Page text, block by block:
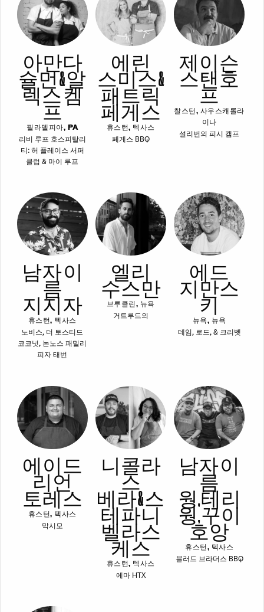
아만다
슐먼 & 알
렉스 켐
프
필라델피아, PA
리비 루프 호스피탈리
티: 허 플레이스 서퍼
클럽 & 마이 루프
에린
스미스 &
패트릭
페게스
휴스턴, 텍사스
페게스 BBQ
제이슨
스탠호
프
찰스턴, 사우스캐롤라
이나
설리번의 피시 캠프
남자 이
름
지지자
휴스턴, 텍사스
노비스, 더 토스티드
코코넛, 논노스 패밀리
피자 태번
엘리
수스만
브루클린, 뉴욕
거트루드의
에드
지만스
키
뉴욕, 뉴욕
데임, 로드, & 크리벳
에이드
리언
토레스
휴스턴, 텍사스
막시모
니콜라
스
베라 & 스
테파니
벨라스
케스
휴스턴, 텍사스
에마 HTX
남자 이
름
웡, 테리
웡, 꾸이
호앙
휴스턴, 텍사스
블러드 브라더스 BBQ